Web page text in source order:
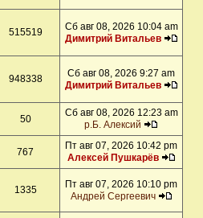
515519
Сб авг 08, 2026 10:04 am
Димитрий Витальев
948338
Сб авг 08, 2026 9:27 am
Димитрий Витальев
50
Сб авг 08, 2026 12:23 am
р.Б. Алексий
767
Пт авг 07, 2026 10:42 pm
Алексей Пушкарёв
1335
Пт авг 07, 2026 10:10 pm
Андрей Сергеевич